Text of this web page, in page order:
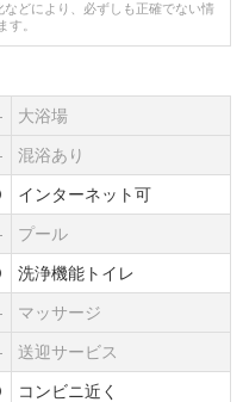
どにより、必ずしも正確でない情
す。
大浴場
混浴あり
インターネット可
プール
洗浄機能トイレ
マッサージ
送迎サービス
コンビニ近く